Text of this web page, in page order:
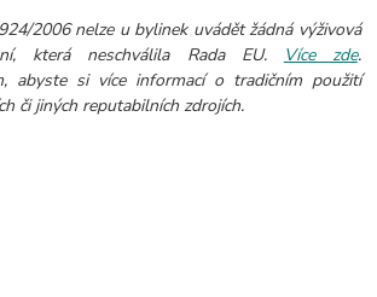
2006 nelze u bylinek uvádět žádná výživová
která neschválila Rada EU.
Více zde.
abyste si více informací o tradičním použití
či jiných reputabilních zdrojích.